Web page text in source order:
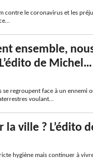
contre le coronavirus et les
ensemble,
de Michel…
se regroupent face à un ennemi
voulant…
ville ? L’édito
hygiène mais continuer à